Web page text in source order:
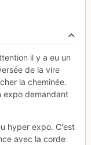
il y a eu un
de la vire
la cheminée.
expo demandant
hyper expo. C'est
avec la corde